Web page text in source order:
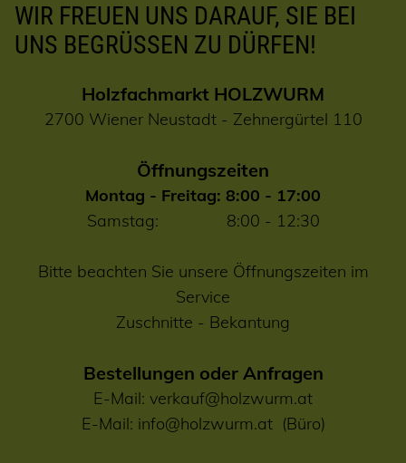
WIR FREUEN UNS DARAUF, SIE BEI
UNS BEGRÜSSEN ZU DÜRFEN!
Holzfachmarkt HOLZWURM
2700 Wiener Neustadt - Zehnergürtel 110
Öffnungszeiten
Montag - Freitag: 8:00 - 17:00
Samstag: 8:00 - 12:30
Bitte beachten Sie unsere Öffnungszeiten im
Service
Zuschnitte - Bekantung
Bestellungen oder Anfragen
E-Mail: verkauf@holzwurm.at
E-Mail: info@holzwurm.at(Büro)